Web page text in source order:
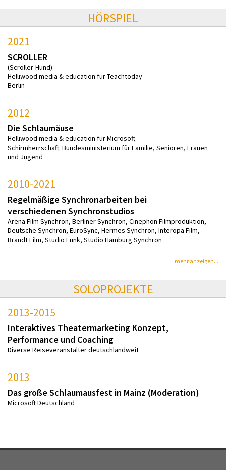
HÖRSPIEL
2021
SCROLLER
(Scroller-Hund)
Helliwood media & education für Teachtoday
Berlin
2012
Die Schlaumäuse
Helliwood media & education für Microsoft
Schirmherrschaft: Bundesministerium für Familie, Senioren, Frauen
und Jugend
2010-2021
Regelmäßige Synchronarbeiten bei
verschiedenen Synchronstudios
Arena Film Synchron, Berliner Synchron, Cinephon Filmproduktion,
Deutsche Synchron, EuroSync, Hermes Synchron, Interopa Film,
Brandt Film, Studio Funk, Studio Hamburg Synchron
mehr anzeigen...
SOLOPROJEKTE
2013-2015
Interaktives Theatermarketing Konzept,
Performance und Coaching
Diverse Reiseveranstalter deutschlandweit
2013
Das große Schlaumausfest in Mainz (Moderation)
Microsoft Deutschland